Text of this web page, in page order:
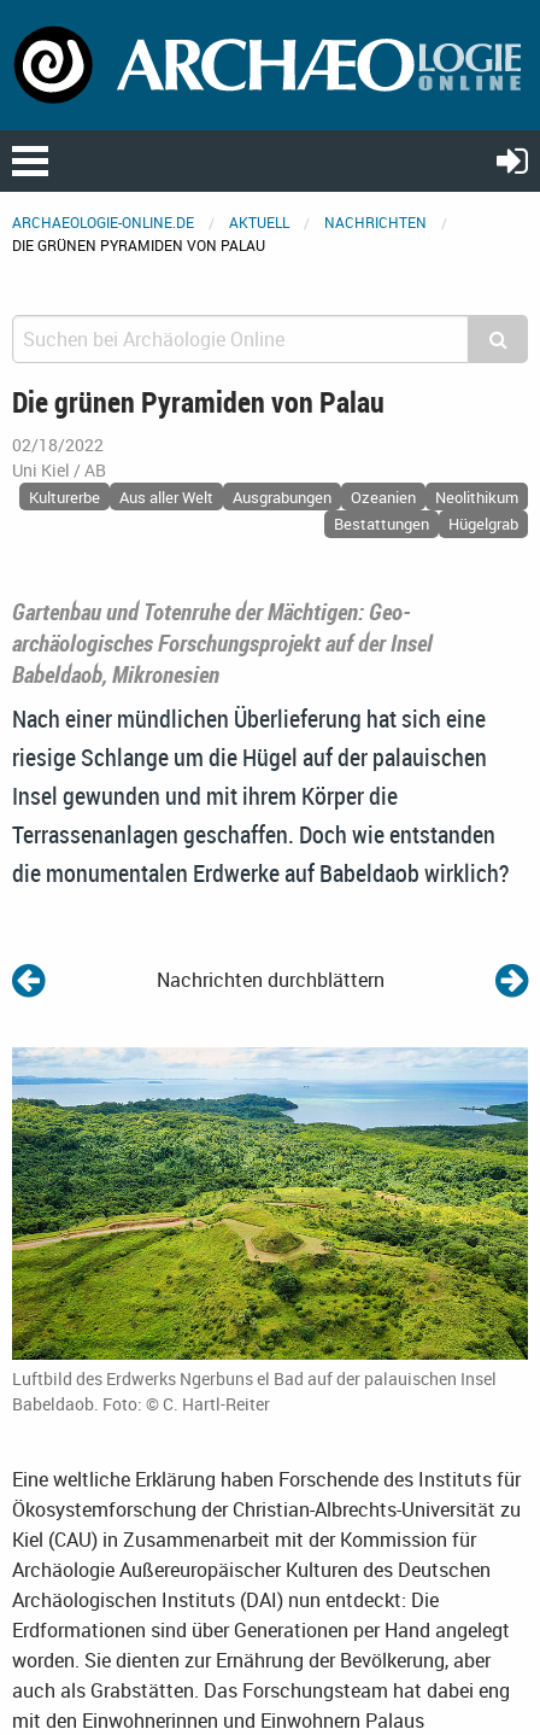
ARCHAEOLOGIE-ONLINE.DE AKTUELL
NACHRICHTEN
DIE GRÜNEN PYRAMIDEN VON PALAU
Die grünen Pyramiden von Palau
02/18/2022
Uni Kiel / AB
Kulturerbe Aus aller Welt Ausgrabungen Ozeanien
Neolithikum
Bestattungen
Hügelgrab
Gartenbau und Totenruhe der Mächtigen: Geo-
archäologisches Forschungsprojekt auf der Insel
Babeldaob, Mikronesien
Nach einer mündlichen Überlieferung hat sich eine
riesige Schlange um die Hügel auf der palauischen
Insel gewunden und mit ihrem Körper die
Terrassenanlagen geschaffen. Doch wie entstanden
die monumentalen Erdwerke auf Babeldaob wirklich?
Nachrichten durchblättern
Luftbild des Erdwerks Ngerbuns el Bad auf der palauischen Insel
Babeldaob. Foto: © C. Hartl-Reiter
Eine weltliche Erklärung haben Forschende des Instituts für
Ökosystemforschung der Christian-Albrechts-Universität zu
Kiel (CAU) in Zusammenarbeit mit der Kommission für
Archäologie Außereuropäischer Kulturen des Deutschen
Archäologischen Instituts (DAI) nun entdeckt: Die
Erdformationen sind über Generationen per Hand angelegt
worden. Sie dienten zur Ernährung der Bevölkerung, aber
auch als Grabstätten. Das Forschungsteam hat dabei eng
mit den Einwohnerinnen und Einwohnern Palaus